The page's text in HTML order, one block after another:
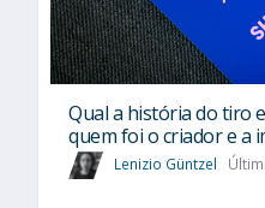
Qual a história do tiro
quem foi o criador e a
Lenizio Güntzel